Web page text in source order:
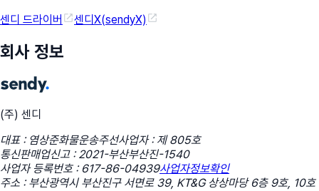
센디 드라이버 센디X(sendyX)
회사 정보
(주) 센디
대표 : 염상준화물운송주선사업자 : 제 805호
통신판매업신고 : 2021-부산부산진-1540
사업자 등록번호 : 617-86-04939사업자정보확인
주소 : 부산광역시 부산진구 서면로 39, KT&G 상상마당 6층 9호, 10호